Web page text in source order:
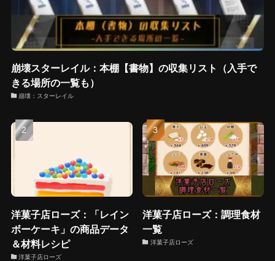
崩壊スターレイル：本棚【書物】の収集リスト（入手で
きる場所の一覧も）
崩壊：スターレイル
洋菓子店ローズ：「レイン
ボーケーキ」の商品データ
＆材料レシピ
洋菓子店ローズ
洋菓子店ローズ：調理食材
一覧
洋菓子店ローズ